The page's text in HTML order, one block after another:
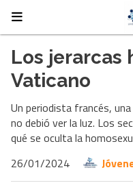
Los jerarcas
Vaticano
Un periodista francés,
no debió ver la luz. Los
qué se oculta la
26/01/2024